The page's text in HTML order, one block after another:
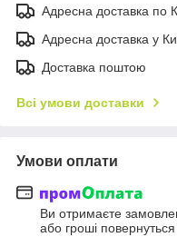
Адресна доставка по
Адресна доставка у
Доставка поштою
Всі умови доставки
Умови оплати
Ви отримаєте
або гроші